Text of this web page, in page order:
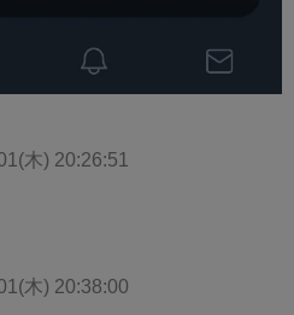
木) 20:26:51
木) 20:38:00